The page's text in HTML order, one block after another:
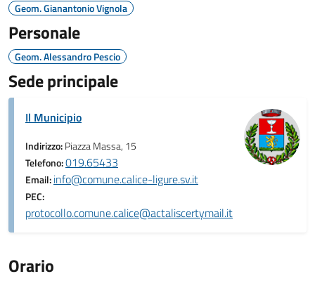
Geom. Gianantonio Vignola
Personale
Geom. Alessandro Pescio
Sede principale
Il Municipio
Indirizzo:Piazza Massa, 15
Telefono:019.65433
Email:info@comune.calice-ligure.sv.it
PEC:
protocollo.comune.calice@actaliscertymail.it
Orario